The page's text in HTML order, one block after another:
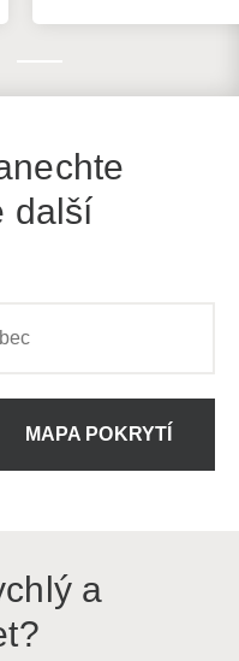
další
MAPA POKRYTÍ
a